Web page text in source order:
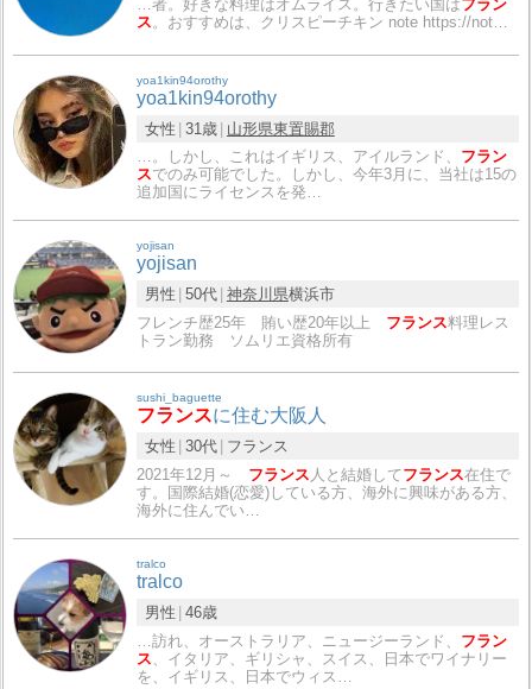
…者。好きな料理はオムライス。行きたい国はフラン
ス。おすすめは、クリスピーチキン note https://not…
yoa1kin94orothy
yoa1kin94orothy
女性 31歳 山形県東置賜郡
…。しかし、これはイギリス、アイルランド、 フラン
スでのみ可能でした。しかし、今年3月に、当社は15の
追加国にライセンスを発…
yojisan
yojisan
男性 50代 神奈川県横浜市
フレンチ歴25年 賄い歴20年以上 フランス料理レス
トラン勤務 ソムリエ資格所有
sushi_baguette
フランスに住む大阪人
女性 30代
フランス
2021年12月～ フランス 人と結婚してフランス在住で
す。国際結婚(恋愛)している方、海外に興味がある方、
海外に住んでい…
tralco
tralco
男性 46歳
…訪れ、オーストラリア、ニュージーランド、 フラン
ス 、イタリア、ギリシャ、スイス、日本でワイナリー
を、イギリス、日本でウィス…